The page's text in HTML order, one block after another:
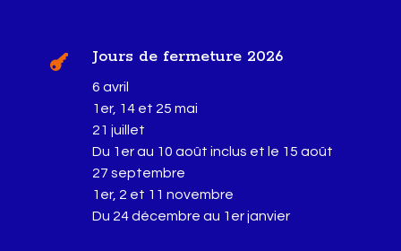
 Jours de fermeture 2026
6 avril
1er, 14 et 25 mai
21 juillet
Du 1er au 10 août inclus et le 15 août
27 septembre
1er, 2 et 11 novembre
Du 24 décembre au 1er janvier